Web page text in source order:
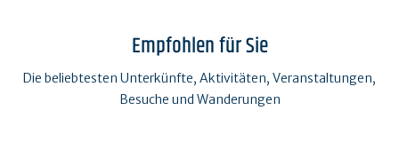
Empfohlen für Sie
Die beliebtesten Unterkünfte, Aktivitäten, Veranstaltungen,
Besuche und Wanderungen